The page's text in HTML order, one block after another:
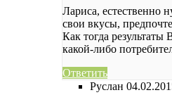
Лариса, естественно
свои вкусы,
Как тогда результаты
какой-либо
Ответить
Руслан